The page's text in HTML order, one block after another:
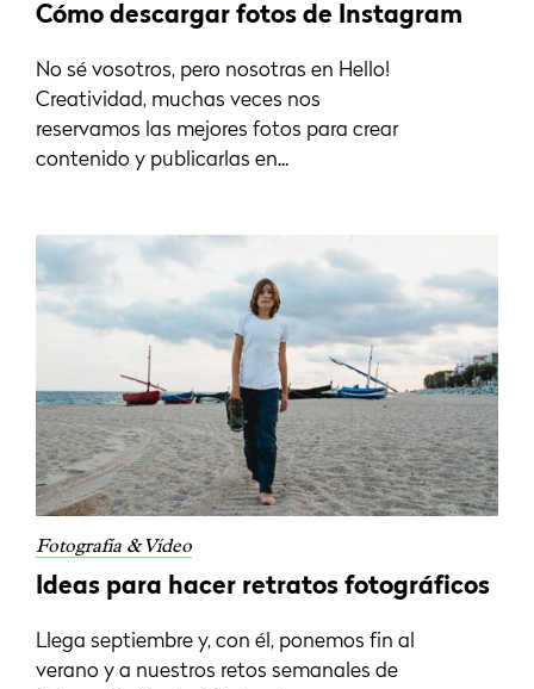
Cómo descargar fotos de Instagram
No sé vosotros, pero nosotras en Hello!
Creatividad, muchas veces nos
reservamos las mejores fotos para crear
contenido y publicarlas en...
Fotografía & Vídeo
Ideas para hacer retratos fotográficos
Llega septiembre y, con él, ponemos fin al
verano y a nuestros retos semanales de